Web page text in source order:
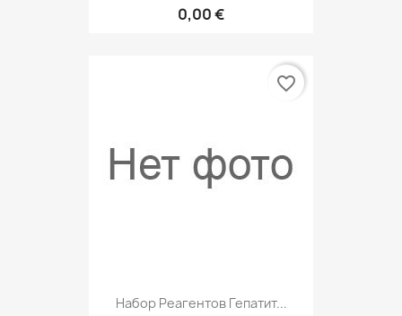
0,00 €
Набор Реагентов Гепатит...
favorite_border